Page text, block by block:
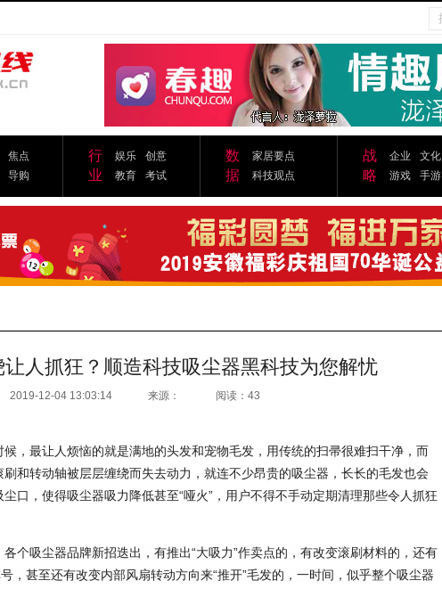
焦点
导购
行
业
娱乐
创意
教育
考试
数
据
家居要点
科技观点
战
略
企业
文化
游戏
手游
人抓狂？顺造科技吸尘器黑科技为您解忧
2019-12-04 13:03:14 来源： 阅读：43
，最让人烦恼的就是满地的头发和宠物毛发，用传统的扫帚很难扫干净，而
和转动轴被层层缠绕而失去动力，就连不少昂贵的吸尘器，长长的毛发也会
口，使得吸尘器吸力降低甚至“哑火”，用户不得不手动定期清理那些令人抓狂
个吸尘器品牌新招迭出，有推出“大吸力”作卖点的，有改变滚刷材料的，还有
，甚至还有改变内部风扇转动方向来“推开”毛发的，一时间，似乎整个吸尘器